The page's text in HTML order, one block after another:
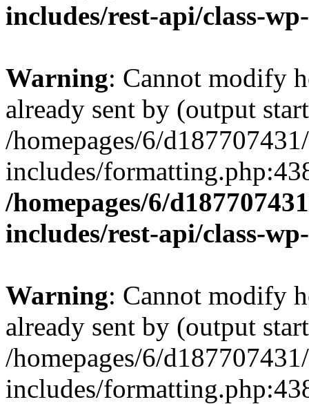
includes/rest-api/class-
Warning: Cannot modify
already sent by (output
/homepages/6/
includes/
/homepages/6/
includes/rest-api/class-
Warning: Cannot modify
already sent by (output
/homepages/6/
includes/